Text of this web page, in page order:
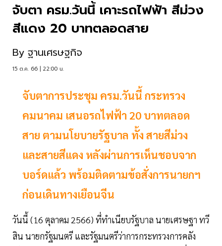
จับตา ครม.วันนี้ เคาะรถไฟฟ้า สีม่วง
สีแดง 20 บาทตลอดสาย
By ฐานเศรษฐกิจ
15 ต.ค. 66 | 22:00 น.
จับตาการประชุม ครม.วันนี้ กระทรวง
คมนาคม เสนอรถไฟฟ้า 20 บาทตลอด
สาย ตามนโยบายรัฐบาล ทั้ง สายสีม่วง
และสายสีแดง หลังผ่านการเห็นชอบจาก
บอร์ดแล้ว พร้อมติดตามข้อสั่งการนายกฯ
ก่อนเดินทางเยือนจีน
วันนี้ (16 ตุลาคม 2566) ที่ทำเนียบรัฐบาล นายเศรษฐา ทวี
สิน นายกรัฐมนตรี และรัฐมนตรีว่าการกระทรวงการคลัง